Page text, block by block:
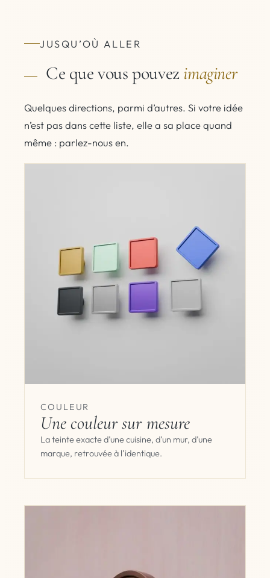
JUSQU’OÙ ALLER
Ce que vous pouvez imaginer
Quelques directions, parmi d’autres. Si votre idée
n’est pas dans cette liste, elle a sa place quand
même : parlez-nous en.
COULEUR
Une couleur sur mesure
La teinte exacte d’une cuisine, d’un mur, d’une
marque, retrouvée à l’identique.